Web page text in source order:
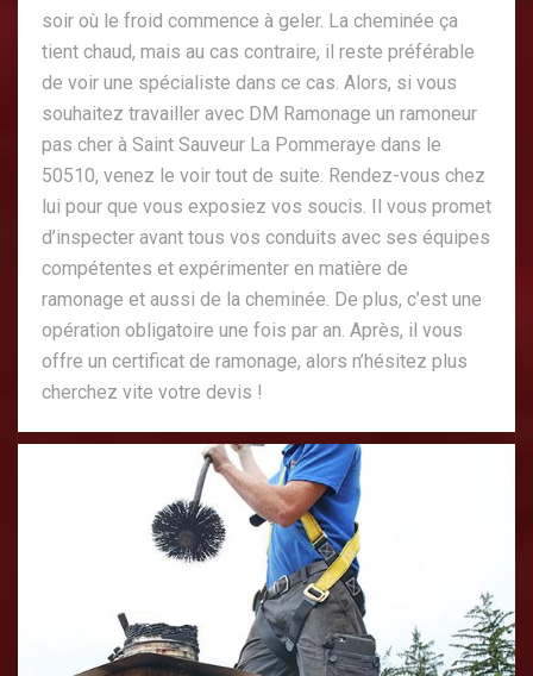
soir où le froid commence à geler. La cheminée ça
tient chaud, mais au cas contraire, il reste préférable
de voir une spécialiste dans ce cas. Alors, si vous
souhaitez travailler avec DM Ramonage un ramoneur
pas cher à Saint Sauveur La Pommeraye dans le
50510, venez le voir tout de suite. Rendez-vous chez
lui pour que vous exposiez vos soucis. Il vous promet
d’inspecter avant tous vos conduits avec ses équipes
compétentes et expérimenter en matière de
ramonage et aussi de la cheminée. De plus, c’est une
opération obligatoire une fois par an. Après, il vous
offre un certificat de ramonage, alors n’hésitez plus
cherchez vite votre devis !